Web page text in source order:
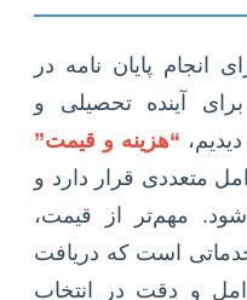
انجام پایان نامه در
آینده تحصیلی و
“هزینه و قیمت”
متعددی قرار دارد و
مهم‌تر از قیمت،
است که دریافت
و دقت در انتخاب